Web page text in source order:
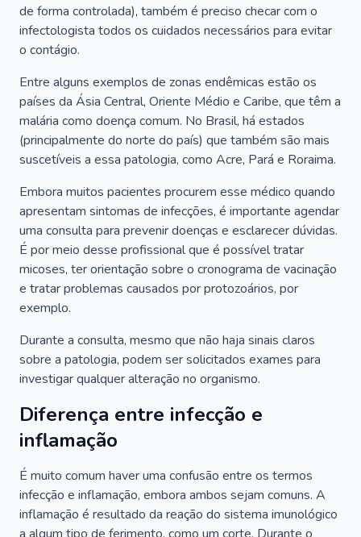
de forma controlada), também é preciso checar com o
infectologista todos os cuidados necessários para evitar
o contágio.
Entre alguns exemplos de zonas endêmicas estão os
países da Ásia Central, Oriente Médio e Caribe, que têm a
malária como doença comum. No Brasil, há estados
(principalmente do norte do país) que também são mais
suscetíveis a essa patologia, como Acre, Pará e Roraima.
Embora muitos pacientes procurem esse médico quando
apresentam sintomas de infecções, é importante agendar
uma consulta para prevenir doenças e esclarecer dúvidas.
É por meio desse profissional que é possível tratar
micoses, ter orientação sobre o cronograma de vacinação
e tratar problemas causados por protozoários, por
exemplo.
Durante a consulta, mesmo que não haja sinais claros
sobre a patologia, podem ser solicitados exames para
investigar qualquer alteração no organismo.
Diferença entre infecção e
inflamação
É muito comum haver uma confusão entre os termos
infecção e inflamação, embora ambos sejam comuns. A
inflamação é resultado da reação do sistema imunológico